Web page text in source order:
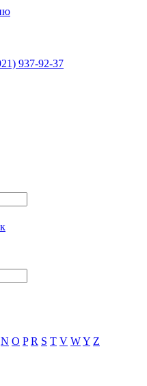
937-92-37
N O P R S T V WY Z